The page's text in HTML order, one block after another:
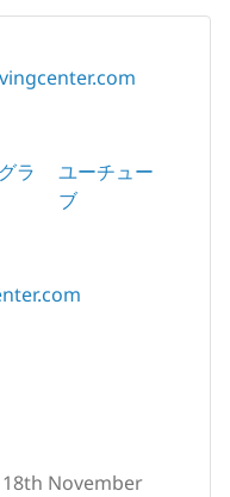
ラ
ユーチュー
ブ
November